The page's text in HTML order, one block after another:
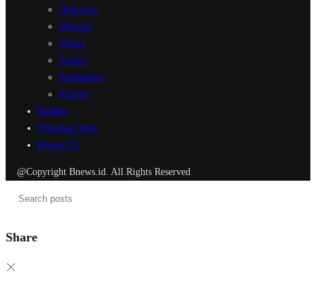
Olah raga
Hiburan
Wisata
Artikel
Pendidikan
Kuliner
Redaksi
Pedoman Siber
Bnews TV
@Copyright Bnews.id. All Rights Reserved
Share